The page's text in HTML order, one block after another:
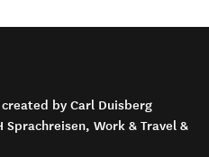
by Carl Duisberg
Work & Travel &